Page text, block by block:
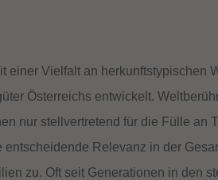
einer Vielfalt an herkunftstypischen
Österreichs entwickelt.
nur stellvertretend für die Fülle an
entscheidende Relevanz in der
zu. Oft seit Generationen in den